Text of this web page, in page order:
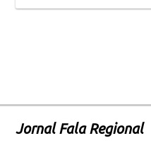
Jornal Fala Regional